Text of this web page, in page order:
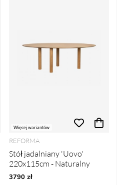
Więcej wariantów
REFORMA
Stół jadalniany 'Uovo'
220x115cm - Naturalny
3790 zł